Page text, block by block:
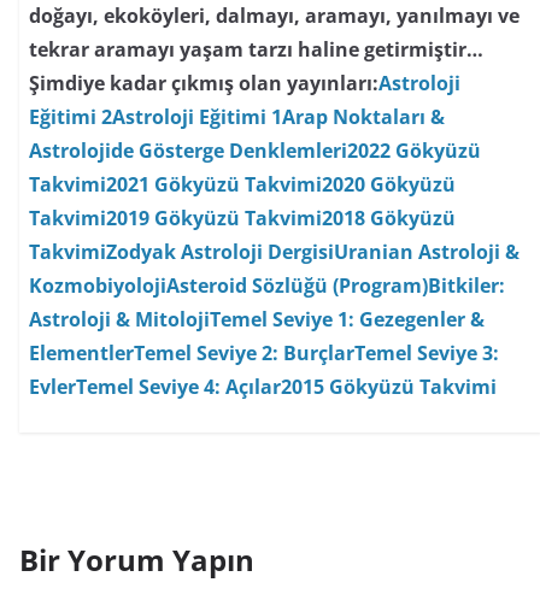
doğayı, ekoköyleri, dalmayı, aramayı, yanılmayı ve
tekrar aramayı yaşam tarzı haline getirmiştir…
Şimdiye kadar çıkmış olan yayınları:Astroloji
Eğitimi 2Astroloji Eğitimi 1Arap Noktaları &
Astrolojide Gösterge Denklemleri2022 Gökyüzü
Takvimi2021 Gökyüzü Takvimi2020 Gökyüzü
Takvimi2019 Gökyüzü Takvimi2018 Gökyüzü
TakvimiZodyak Astroloji DergisiUranian Astroloji &
KozmobiyolojiAsteroid Sözlüğü (Program)Bitkiler:
Astroloji & MitolojiTemel Seviye 1: Gezegenler &
ElementlerTemel Seviye 2: BurçlarTemel Seviye 3:
EvlerTemel Seviye 4: Açılar2015 Gökyüzü Takvimi
Bir Yorum Yapın